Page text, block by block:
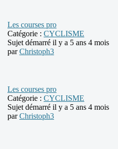
Les courses pro
Catégorie : CYCLISME
Sujet démarré il y a 5 ans 4 mois
parChristoph3
Les courses pro
Catégorie : CYCLISME
Sujet démarré il y a 5 ans 4 mois
parChristoph3